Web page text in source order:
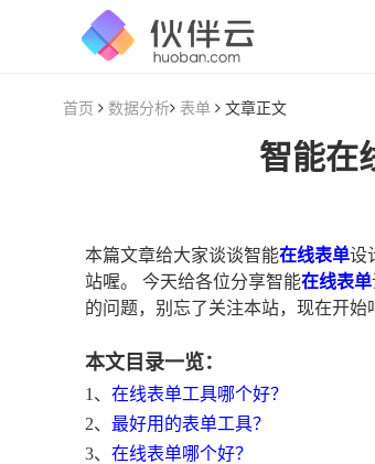
首页 数据分析 表单 文章正文
智能在
本篇文章给大家谈谈智能在线表单设
站喔。 今天给各位分享智能在线表单
的问题，别忘了关注本站，现在开始
本文目录一览：
1、 在线表单工具哪个好？
2、 最好用的表单工具？
3、 在线表单哪个好？